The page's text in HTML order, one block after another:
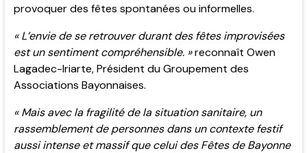
provoquer des fêtes spontanées ou informelles.
« L’envie de se retrouver durant des fêtes improvisées
est un sentiment compréhensible. »reconnaît Owen
Lagadec-Iriarte, Président du Groupement des
Associations Bayonnaises.
« Mais avec la fragilité de la situation sanitaire, un
rassemblement de personnes dans un contexte festif
aussi intense et massif que celui des Fêtes de Bayonne